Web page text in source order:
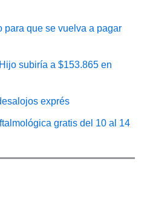
para que se vuelva a pagar
subiría a $153.865 en
exprés
gratis del 10 al 14